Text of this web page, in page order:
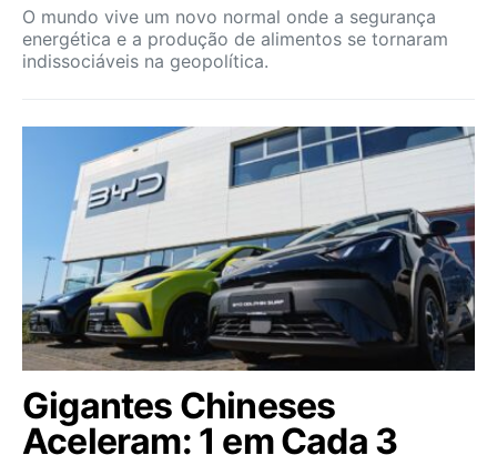
O mundo vive um novo normal onde a segurança
energética e a produção de alimentos se tornaram
indissociáveis na geopolítica.
Gigantes Chineses
Aceleram: 1 em Cada 3